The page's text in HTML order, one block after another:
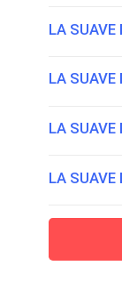
LA
LA SUAVE
LA
LA